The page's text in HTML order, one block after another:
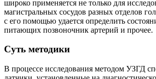
широко применяется не только для
магистральных сосудов разных отделов
с его помощью удается определить
питающих позвоночник артерий и прочее.
Суть методики
В процессе исследования методом УЗГД